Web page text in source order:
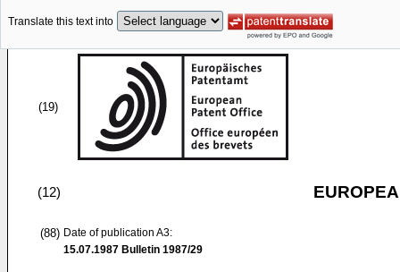
Translate this text into
(19)
(12)
(88) Date of publication A3:
15.07.1987 Bulletin 1987/29